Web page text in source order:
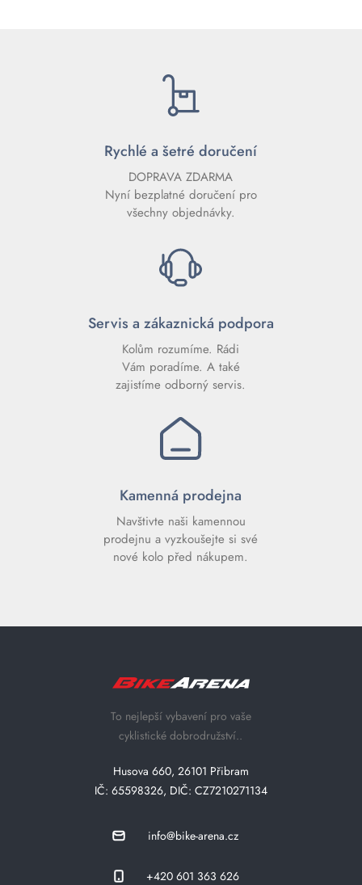
Rychlé a šetré doručení
DOPRAVA ZDARMA
Nyní bezplatné doručení pro
všechny objednávky.
Servis a zákaznická podpora
Kolům rozumíme. Rádi
Vám poradíme. A také
zajistíme odborný servis.
Kamenná prodejna
Navštivte naši kamennou
prodejnu a vyzkoušejte si své
nové kolo před nákupem.
To nejlepší vybavení pro vaše
cyklistické dobrodružství..
Husova 660, 26101 Přibram
IČ: 65598326, DIČ: CZ7210271134
info@bike-arena.cz
+420 601 363 626